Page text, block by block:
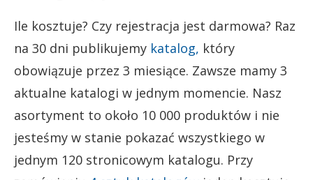
Ile kosztuje? Czy rejestracja jest darmowa? Raz
na 30 dni publikujemy katalog, który
obowiązuje przez 3 miesiące. Zawsze mamy 3
aktualne katalogi w jednym momencie. Nasz
asortyment to około 10 000 produktów i nie
jesteśmy w stanie pokazać wszystkiego w
jednym 120 stronicowym katalogu. Przy